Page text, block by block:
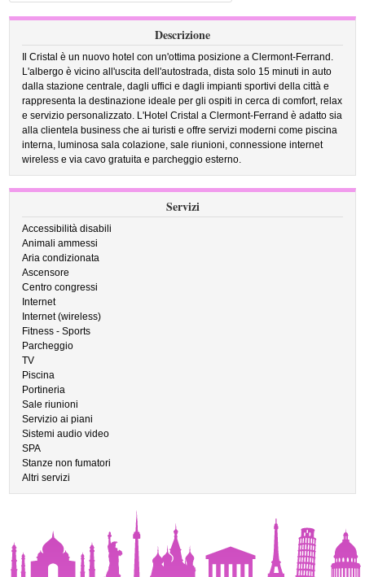
Descrizione
Il Cristal è un nuovo hotel con un'ottima posizione a Clermont-Ferrand.
L'albergo è vicino all'uscita dell'autostrada, dista solo 15 minuti in auto
dalla stazione centrale, dagli uffici e dagli impianti sportivi della città e
rappresenta la destinazione ideale per gli ospiti in cerca di comfort, relax
e servizio personalizzato. L'Hotel Cristal a Clermont-Ferrand è adatto sia
alla clientela business che ai turisti e offre servizi moderni come piscina
interna, luminosa sala colazione, sale riunioni, connessione internet
wireless e via cavo gratuita e parcheggio esterno.
Servizi
Accessibilità disabili
Animali ammessi
Aria condizionata
Ascensore
Centro congressi
Internet
Internet (wireless)
Fitness - Sports
Parcheggio
TV
Piscina
Portineria
Sale riunioni
Servizio ai piani
Sistemi audio video
SPA
Stanze non fumatori
Altri servizi